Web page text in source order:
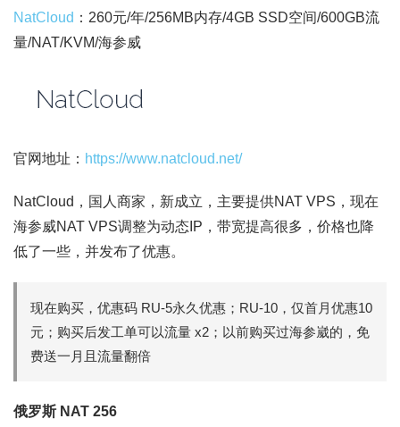
NatCloud ：260元/年/256MB内存/4GB SSD空间/600GB流
量/NAT/KVM/海参威
官网地址： https://www.natcloud.net/
NatCloud，国人商家，新成立，主要提供NAT VPS，现在
海参威NAT VPS调整为动态IP，带宽提高很多，价格也降
低了一些，并发布了优惠。
现在购买，优惠码 RU-5永久优惠；RU-10，仅首月优惠10
元；购买后发工单可以流量 x2；以前购买过海参崴的，免
费送一月且流量翻倍
俄罗斯 NAT 256